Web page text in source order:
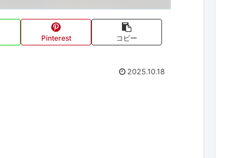
Pinterest コピー
2025.10.18